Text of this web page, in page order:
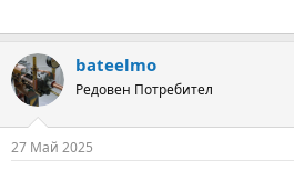
bateelmo
Редовен Потребител
27 Май 2025